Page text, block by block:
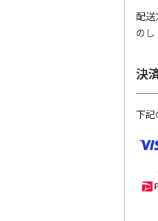
配送
のし
決
下記